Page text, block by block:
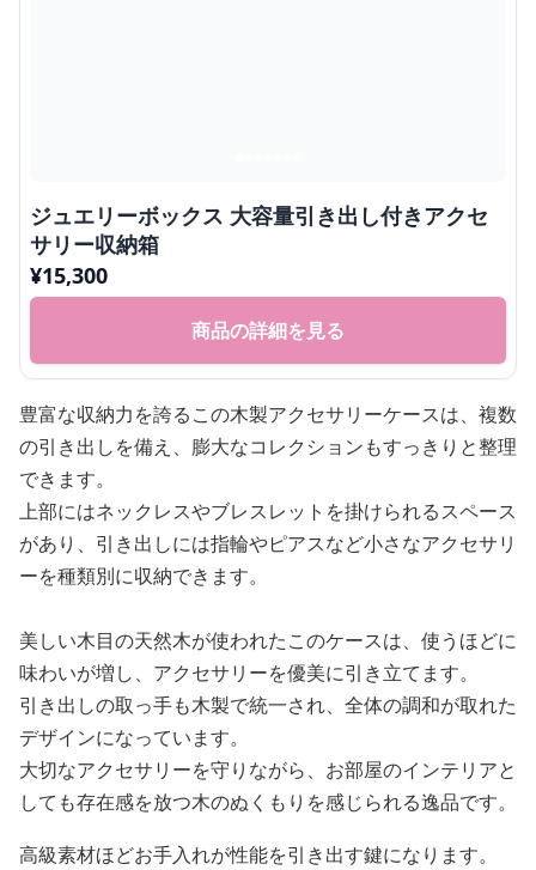
ジュエリーボックス 大容量引き出し付きアクセ
サリー収納箱
¥15,300
商品の詳細を見る
豊富な収納力を誇るこの木製アクセサリーケースは、複数
の引き出しを備え、膨大なコレクションもすっきりと整理
できます。
上部にはネックレスやブレスレットを掛けられるスペース
があり、引き出しには指輪やピアスなど小さなアクセサリ
ーを種類別に収納できます。
美しい木目の天然木が使われたこのケースは、使うほどに
味わいが増し、アクセサリーを優美に引き立てます。
引き出しの取っ手も木製で統一され、全体の調和が取れた
デザインになっています。
大切なアクセサリーを守りながら、お部屋のインテリアと
しても存在感を放つ木のぬくもりを感じられる逸品です。
高級素材ほどお手入れが性能を引き出す鍵になります。